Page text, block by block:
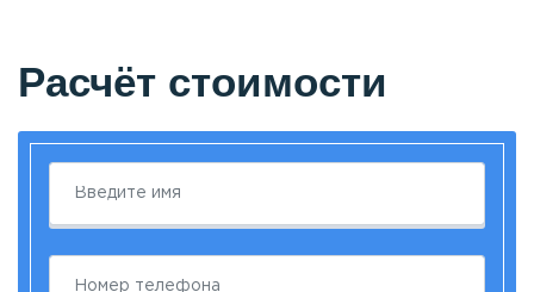
Расчёт стоимости